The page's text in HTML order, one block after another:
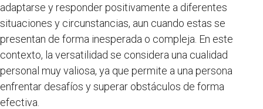
adaptarse y responder positivamente a diferentes
situaciones y circunstancias, aun cuando estas se
presentan de forma inesperada o compleja. En este
contexto, la versatilidad se considera una cualidad
personal muy valiosa, ya que permite a una persona
enfrentar desafíos y superar obstáculos de forma
efectiva.